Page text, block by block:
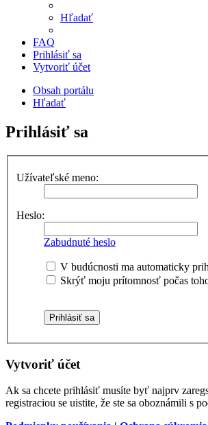
Hľadať
FAQ
Prihlásiť sa
Vytvoriť účet
Obsah portálu
Hľadať
Prihlásiť sa
Užívateľské meno:
Heslo:
Zabudnuté heslo
V budúcnosti ma automaticky
Skrýť moju prítomnosť počas
Vytvoriť účet
Ak sa chcete prihlásiť musíte byť najprv
registraciou se uistite, že ste sa oboznámili s